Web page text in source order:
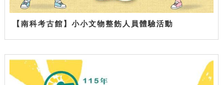
【南科考古館】小小文物整飭人員體驗活動